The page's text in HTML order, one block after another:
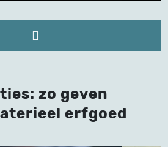
zo geven
erfgoed